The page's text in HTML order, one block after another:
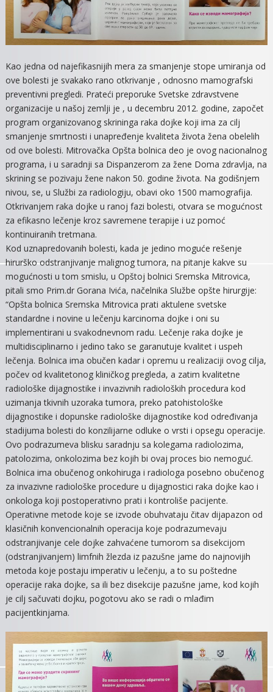
Kao jedna od najefikasnijih mera za smanjenje stope umiranja od
ove bolesti je svakako rano otkrivanje , odnosno mamografski
preventivni pregledi. Prateći preporuke Svetske zdravstvene
organizacije u našoj zemlji je , u decembru 2012. godine, započet
program organizovanog skrininga raka dojke koji ima za cilj
smanjenje smrtnosti i unapređenje kvaliteta života žena obelelih
od ove bolesti. Mitrovačka Opšta bolnica deo je ovog nacionalnog
programa, i u saradnji sa Dispanzerom za žene Doma zdravlja, na
skrining se pozivaju žene nakon 50. godine života. Na godišnjem
nivou, se, u Službi za radiologiju, obavi oko 1500 mamografija.
Otkrivanjem raka dojke u ranoj fazi bolesti, otvara se mogućnost
za efikasno lečenje kroz savremene terapije i uz pomoć
kontinuiranih tretmana.
Kod uznapredovanih bolesti, kada je jedino moguće rešenje
hirurško odstranjivanje malignog tumora, na pitanje kakve su
mogućnosti u tom smislu, u Opštoj bolnici Sremska Mitrovica,
pitali smo Prim.dr Gorana Ivića, načelnika Službe opšte hirurgije:
“Opšta bolnica Sremska Mitrovica prati aktulene svetske
standardne i novine u lečenju karcinoma dojke i oni su
implementirani u svakodnevnom radu. Lečenje raka dojke je
multidisciplinarno i jedino tako se garanutuje kvalitet i uspeh
lečenja. Bolnica ima obučen kadar i opremu u realizaciji ovog cilja,
počev od kvalitetonog kliničkog pregleda, a zatim kvalitetne
radiološke dijagnostike i invazivnih radioloških procedura kod
uzimanja tkivnih uzoraka tumora, preko patohistološke
dijagnostike i dopunske radiološke dijagnostike kod određivanja
stadijuma bolesti do konzilijarne odluke o vrsti i opsegu operacije.
Ovo podrazumeva blisku saradnju sa kolegama radiolozima,
patolozima, onkolozima bez kojih bi ovaj proces bio nemoguć.
Bolnica ima obučenog onkohiruga i radiologa posebno obučenog
za invazivne radiološke procedure u dijagnostici raka dojke kao i
onkologa koji postoperativno prati i kontroliše pacijente.
Operativne metode koje se izvode obuhvataju čitav dijapazon od
klasičnih konvencionalnih operacija koje podrazumevaju
odstranjivanje cele dojke zahvaćene tumorom sa disekcijom
(odstranjivanjem) limfnih žlezda iz pazušne jame do najnovijih
metoda koje postaju imperativ u lečenju, a to su poštedne
operacije raka dojke, sa ili bez disekcije pazušne jame, kod kojih
je cilj sačuvati dojku, pogotovu ako se radi o mlađim
pacijentkinjama.